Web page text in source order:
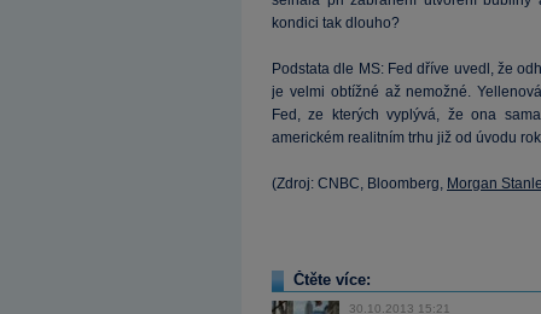
kondici tak dlouho?
Podstata dle MS: Fed dříve uvedl, že
je velmi obtížné až nemožné.
Fed, ze kterých vyplývá, že ona
americkém realitním trhu již od úvodu
(Zdroj: CNBC, Bloomberg, Morgan
Čtěte více:
30.10.2013 15:21